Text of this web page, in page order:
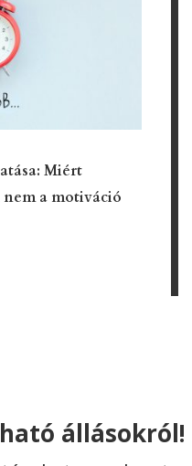
Miért
a motiváció
állásokról!